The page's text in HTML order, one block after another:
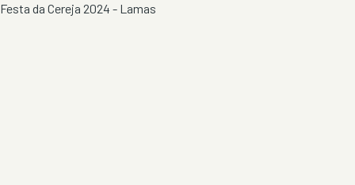
Festa da Cereja 2024 - Lamas